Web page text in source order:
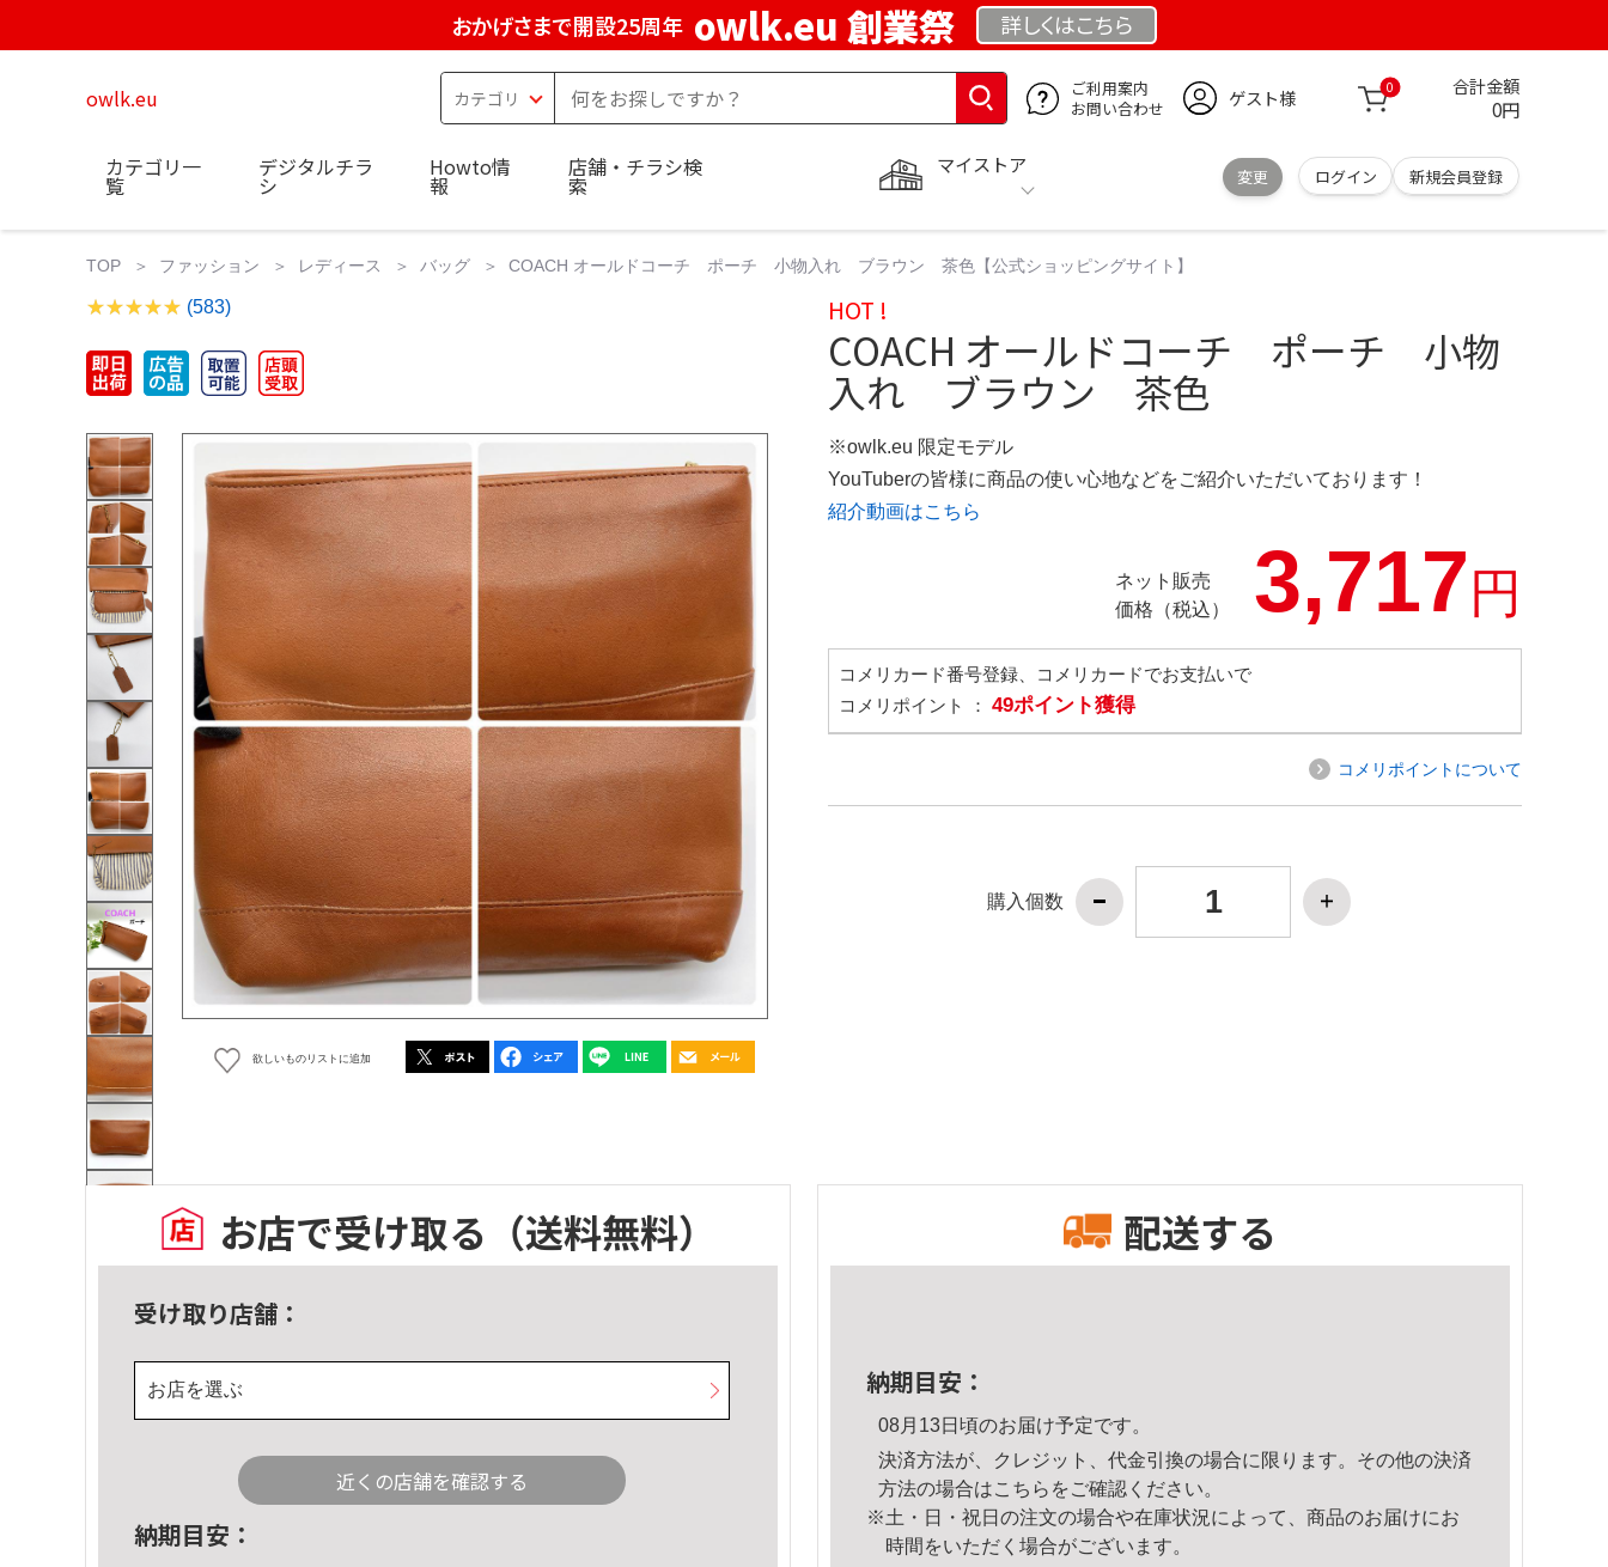
おかげさまで開設25周年 owlk.eu 創業祭 詳しくはこちら
owlk.eu
ご利用案内
お問い合わせ
ゲスト様 0 合計金額
0円
マイストア
変更 ログイン 新規会員登録
カテゴリ一
覧
デジタルチラ
シ
Howto情
報
店舗・チラシ検
索
TOP ファッション レディース バッグ COACH オールドコーチ ポーチ 小物入れ ブラウン 茶色【公式ショッピングサイト】
(583)
欲しいものリストに追加
HOT !
COACH オールドコーチ ポーチ 小物
入れ ブラウン 茶色
※owlk.eu 限定モデル
YouTuberの皆様に商品の使い心地などをご紹介いただいております！
紹介動画はこちら
ネット販売
価格（税込）
3,717円
コメリカード番号登録、コメリカードでお支払いで
コメリポイント ： 49ポイント獲得
コメリポイントについて
購入個数
お店で受け取る （送料無料）
受け取り店舗：
お店を選ぶ
近くの店舗を確認する
納期目安：
配送する
納期目安：
08月13日頃のお届け予定です。
決済方法が、クレジット、代金引換の場合に限ります。その他の決済
方法の場合はこちら をご確認ください。
※土・日・祝日の注文の場合や在庫状況によって、商品のお届けにお
時間をいただく場合がございます。